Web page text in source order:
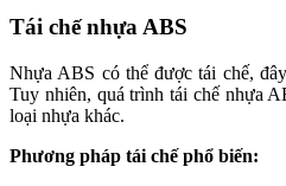
Tái chế nhựa ABS
Nhựa ABS có thể được tái chế,
Tuy nhiên, quá trình tái chế nhựa
loại nhựa khác.
Phương pháp tái chế phổ biến: